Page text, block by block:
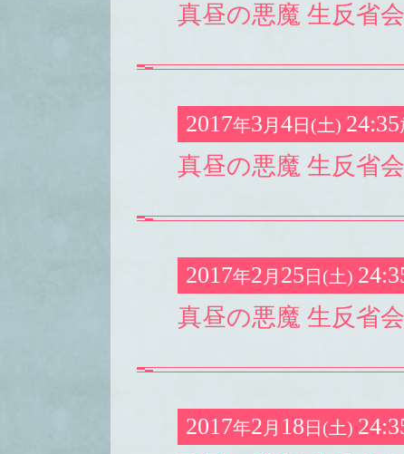
真昼の悪魔 生反省
2017年3 月 4日(土) 24:35
真昼の悪魔 生反省
2017年2 月 25 日(土)
真昼の悪魔 生反省
2017年2 月 18 日(土)